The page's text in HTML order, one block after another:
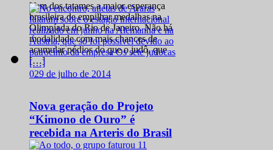
Vem dos tatames a maior esperança
brasileira de empilhar medalhas na
Olimpíada do Rio de Janeiro. Não há
modalidade com mais chances de
acumular pódios do que o judô, que
[…]
029 de julho de 2014
Nova geração do Projeto
“Kimono de Ouro” é
recebida na Arteris do Brasil